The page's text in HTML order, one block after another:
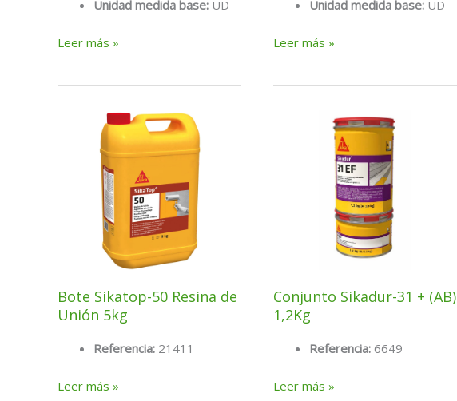
Unidad medida base: UD
Bolsa
(mallazo
sintetico)
Leer más »
Unidad medida base: UD
Bolsa
Leer más »
Bote Sikatop-50 Resina de
Unión 5kg
Referencia: 21411
Bote
Leer más »
Conjunto Sikadur-31 + (AB)
1,2Kg
Referencia:6649
Conjunto
Leer más »